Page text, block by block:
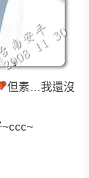
但素…我還沒
~ccc~